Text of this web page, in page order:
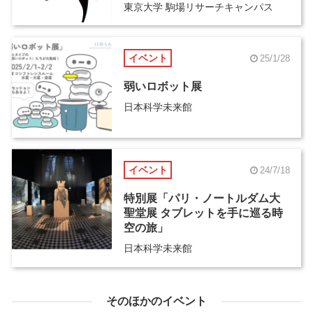
東京大学 駒場リサーチキャンパス
イベント 25/1/28
弱いロボット展
日本科学未来館
イベント 24/7/18
特別展「パリ・ノートルダム大
聖堂展 タブレットを手に巡る時
空の旅」
日本科学未来館
そのほかのイベント